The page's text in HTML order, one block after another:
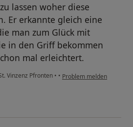
lassen woher diese
Er erkannte gleich eine
man zum Glück mit
in den Griff bekommen
mal erleichtert.
Vinzenz Pfronten • • Problem melden